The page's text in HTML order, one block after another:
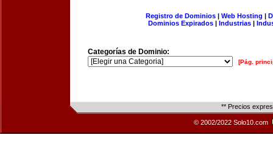
Registro de Dominios| Web Hosting |
Dominios Expirados | Industrias |
Categorías de Dominio:
[Pág.
** Precios
© 2002/2022 Solo10.com